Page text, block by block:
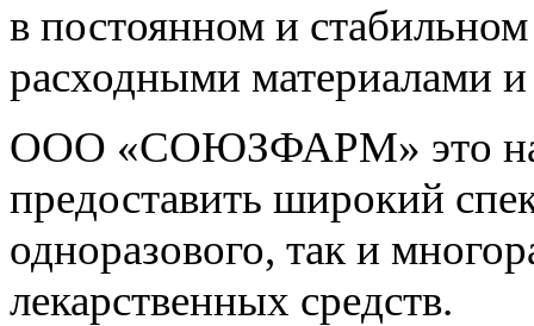
в постоянном и
расходными материалами
ООО «СОЮЗФАРМ» это
предоставить широкий
одноразового, так и
лекарственных средств.